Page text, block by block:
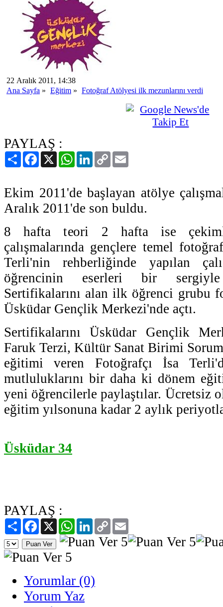
22 Aralık 2011, 14:38
Ana Sayfa » Eğitim » Fotoğraf Atölyesi ilk mezunlarını verdi
PAYLAŞ :
PaylaşFacebook
X WhatsAppLinkedIn
Copy
Link
Ekim 2011'de başlayan atölye
Aralık 2011'de son buldu.
8 hafta teori 2 hafta ise
çalışmalarında gençlere temel
Terli'nin rehberliğinde yapılan
öğrencinin eserleri bir
Sertifikalarını alan ilk öğrenci grubu
Üsküdar Gençlik Merkezi'nde açtı.
Sertifikalarını Üsküdar Gençlik
Faruk Terzi, Kültür Sanat Birimi
eğitimi veren Fotoğrafçı İsa
mutluluklarını bir daha ki dönem
yeni öğrencilerle paylaştılar. Ücretsiz
eğitim yılsonuna kadar 2 aylık
Üsküdar 34
PAYLAŞ :
PaylaşFacebook
X WhatsAppLinkedIn
Copy
Link
Yorumlar (0)
Yorum Yaz